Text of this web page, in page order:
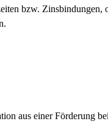
bzw. Zinsbindungen,
aus einerFörderung